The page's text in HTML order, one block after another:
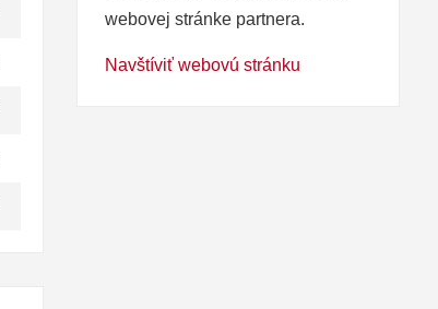
webovej stránke partnera.
Navštíviť webovú stránku